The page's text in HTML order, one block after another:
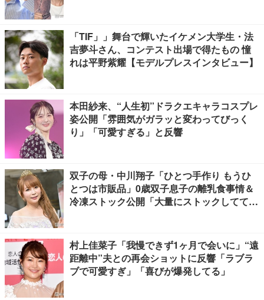
「TIF」」舞台で輝いたイケメン大学生・法
吉夢斗さん、コンテスト出場で得たもの 憧
れは平野紫耀【モデルプレスインタビュー】
本田紗来、“人生初”ドラクエキャラコスプレ
姿公開「雰囲気がガラッと変わってびっく
り」「可愛すぎる」と反響
双子の母・中川翔子「ひとつ手作り もうひ
とつは市販品」0歳双子息子の離乳食事情＆
冷凍ストック公開「大量にストックしてて尊
村上佳菜子「我慢できず1ヶ月で会いに」“遠
距離中”夫との再会ショットに反響「ラブラ
ブで可愛すぎ」「喜びが爆発してる」